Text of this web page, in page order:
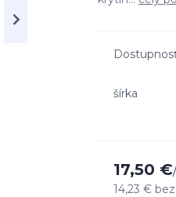
šírka
17,50 €/
14,23 €